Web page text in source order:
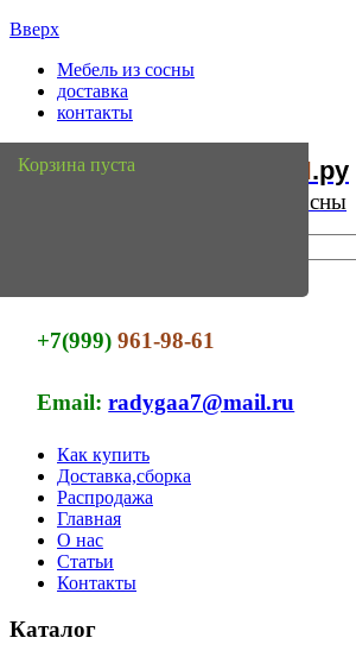
Вверх
Мебель из сосны
доставка
контакты
Мебель Сосны.ру
Интернет магазин мебели из сосны
+7(999)961-98-61
Email:radygaa7@mail.ru
Как купить
Доставка,сборка
Распродажа
Главная
О нас
Статьи
Контакты
Корзина пуста
Каталог